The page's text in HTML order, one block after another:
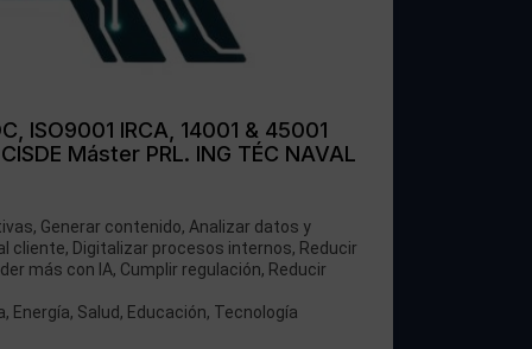
ISO9001 IRCA, 14001 & 45001
Máster PRL. ING TÉC NAVAL
Generar contenido, Analizar datos y
cliente, Digitalizar procesos internos, Reducir
más con IA, Cumplir regulación, Reducir
Salud, Educación, Tecnología